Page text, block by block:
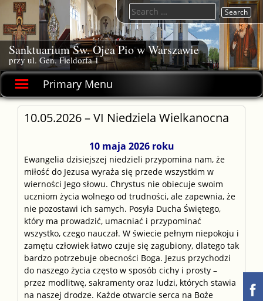
Skip
content
Sanktuarium Św. Ojca Pio w Warszawie
przy ul. Gen. Fieldorfa 1
Primary Menu
Search
for:
10.05.2026 – VI Niedziela Wielkanocna
10 maja 2026 roku
Ewangelia dzisiejszej niedzieli przypomina nam, że
miłość do Jezusa wyraża się przede wszystkim w
wierności Jego słowu. Chrystus nie obiecuje swoim
uczniom życia wolnego od trudności, ale zapewnia, że
nie pozostawi ich samych. Posyła Ducha Świętego,
który ma prowadzić, umacniać i przypominać
wszystko, czego nauczał. W świecie pełnym niepokoju i
zamętu człowiek łatwo czuje się zagubiony, dlatego tak
bardzo potrzebuje obecności Boga. Jezus przychodzi
do naszego życia często w sposób cichy i prosty –
przez modlitwę, sakramenty oraz ludzi, których stawia
na naszej drodze. Każde otwarcie serca na Boże